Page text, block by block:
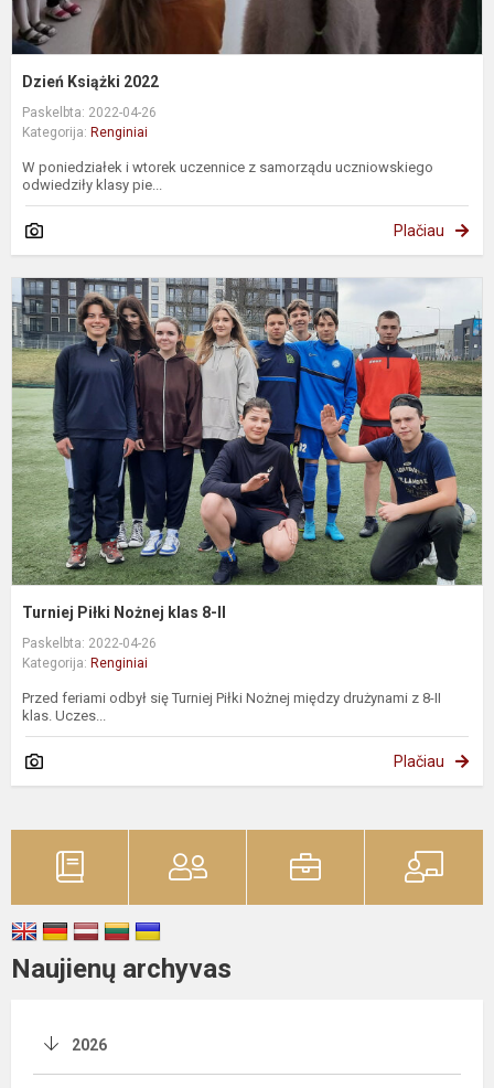
Dzień Książki 2022
Paskelbta: 2022-04-26
Kategorija: Renginiai
W poniedziałek i wtorek uczennice z samorządu uczniowskiego
odwiedziły klasy pie...
Plačiau
Turniej Piłki Nożnej klas 8-II
Paskelbta: 2022-04-26
Kategorija: Renginiai
Przed feriami odbył się Turniej Piłki Nożnej między drużynami z 8-II
klas. Uczes...
Plačiau
Naujienų archyvas
2026